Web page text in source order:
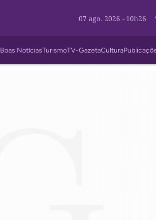
07 ago. 2026 - 10h26
Boas NotíciasTurismoTV-GazetaCultura